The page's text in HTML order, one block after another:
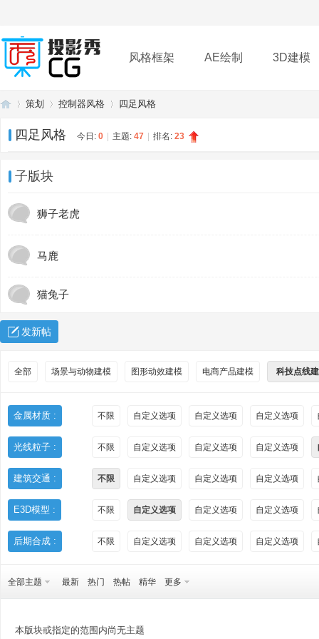
风格框架 AE绘制 3D建模
插件 帮助 下载
策划 控制器风格 四足风格
四足风格 今日: 0 主题: 47 排名: 23
子版块
狮子老虎
马鹿
猫兔子
发新帖
全部 场景与动物建模 图形动效建模 电商产品建模 科技点线
金属材质 : 不限 自定义选项 自定义选项 自定义选项
光线粒子 : 不限 自定义选项 自定义选项 自定义选项
建筑交通 : 不限 自定义选项 自定义选项 自定义选项
E3D模型 : 不限 自定义选项 自定义选项 自定义选项
后期合成 : 不限 自定义选项 自定义选项 自定义选项
全部主题 最新 热门 热帖 精华 更多
本版块或指定的范围内尚无主题